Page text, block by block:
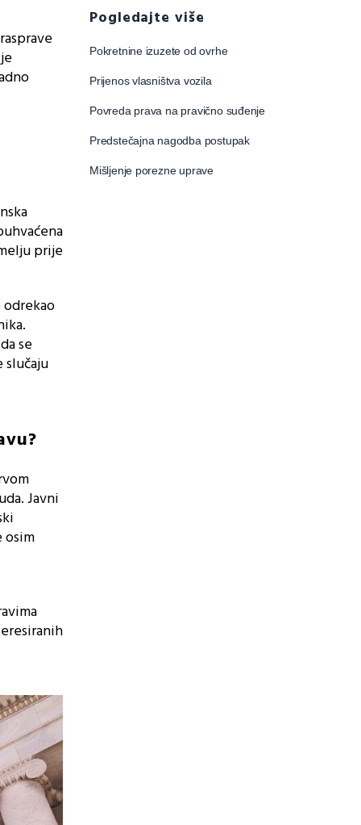
prije
se
slučaju
Javni
osim
Pogledajte više
Pokretnine izuzete od ovrhe
Prijenos vlasništva vozila
Povreda prava na pravično suđenje
Predstečajna nagodba postupak
Mišljenje porezne uprave